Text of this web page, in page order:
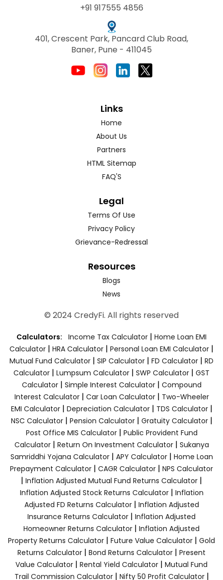
+91 917555 4856
401, Crescent Park, Pancard Club Road,
Baner, Pune - 411045
Links
Home
About Us
Partners
HTML Sitemap
FAQ'S
Legal
Terms Of Use
Privacy Policy
Grievance-Redressal
Resources
Blogs
News
© 2024 CredyFi. All rights reserved
Calculators: Income Tax Calculator | Home Loan EMI
Calculator | HRA Calculator | Personal Loan EMI Calculator |
Mutual Fund Calculator | SIP Calculator | FD Calculator | RD
Calculator | Lumpsum Calculator | SWP Calculator | GST
Calculator| Simple Interest Calculator| Compound
Interest Calculator| Car Loan Calculator| Two-Wheeler
EMI Calculator| Depreciation Calculator| TDS Calculator|
NSC Calculator| Pension Calculator| Gratuity Calculator|
Post Office MIS Calculator| Public Provident Fund
Calculator| Return On Investment Calculator| Sukanya
Samriddhi Yojana Calculator| APY Calculator| Home Loan
Prepayment Calculator | CAGR Calculator | NPS Calculator
| Inflation Adjusted Mutual Fund Returns Calculator |
Inflation Adjusted Stock Returns Calculator| Inflation
Adjusted FD Returns Calculator| Inflation Adjusted
Insurance Returns Calculator | Inflation Adjusted
Homeowner Returns Calculator | Inflation Adjusted
Property Returns Calculator | Future Value Calculator | Gold
Returns Calculator | Bond Returns Calculator | Present
Value Calculator | Rental Yield Calculator | Mutual Fund
Trail Commission Calculator| Nifty 50 Profit Calculator|